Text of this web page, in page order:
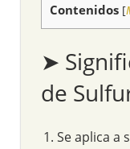
Contenidos [
➤
de
Se aplica a